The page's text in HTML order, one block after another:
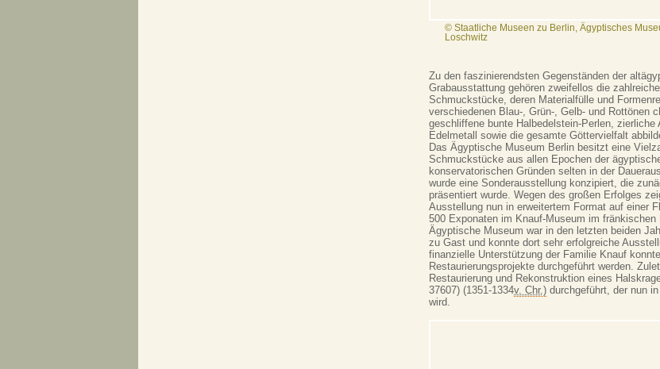
© Staatliche Museen zu Berlin, Ägyptisches
Loschwitz
Zu den faszinierendsten Gegenständen der
Grabausstattung gehören zweifellos die
Schmuckstücke, deren Materialfülle und
verschiedenen Blau-, Grün-, Gelb- und Rottönen
geschliffene bunte Halbedelstein-Perlen, zierliche
Edelmetall sowie die gesamte Göttervielfalt
Das Ägyptische Museum Berlin besitzt eine
Schmuckstücke aus allen Epochen der
konservatorischen Gründen selten in der
wurde eine Sonderausstellung konzipiert, die
präsentiert wurde. Wegen des großen Erfolges
Ausstellung nun in erweitertem Format auf einer
500 Exponaten im Knauf-Museum im fränkischen
Ägyptische Museum war in den letzten beiden
zu Gast und konnte dort sehr erfolgreiche
finanzielle Unterstützung der Familie Knauf
Restaurierungsprojekte durchgeführt werden.
Restaurierung und Rekonstruktion eines
37607) (1351-1334v. Chr.) durchgeführt, der nun
wird.